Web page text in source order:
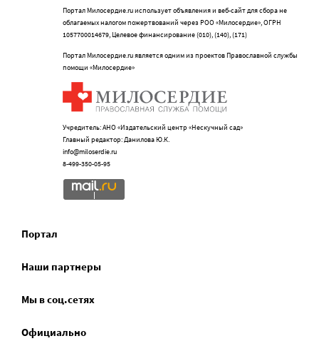
Портал Милосердие.ru использует объявления и веб-сайт для сбора не
облагаемых налогом пожертвований через РОО «Милосердие», ОГРН
1057700014679, Целевое финансирование (010), (140), (171)
Портал Милосердие.ru является одним из проектов Православной службы
помощи «Милосердие»
Учредитель: АНО «Издательский центр «Нескучный сад»
Главный редактор: Данилова Ю.К.
info@miloserdie.ru
8-499-350-05-95
Портал
Наши партнеры
Мы в соц.сетях
Официально